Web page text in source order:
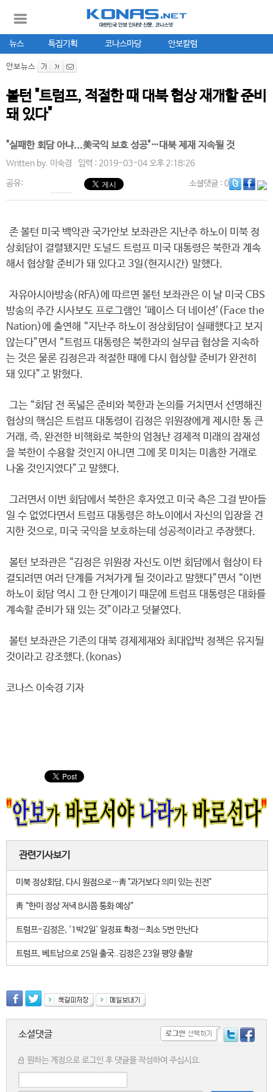
뉴스 특집기획 코나스마당 안보칼럼
안보뉴스
볼턴 "트럼프, 적절한 때 대북 협상 재개할 준비
돼 있다"
"실패한 회담 아냐...美국익 보호 성공"…대북 제재 지속될 것
Written by. 이숙경 입력 : 2019-03-04 오후 2:18:26
공유: 소셜댓글: 0
존 볼턴 미국 백악관 국가안보 보좌관은 지난주 하노이 미북 정
상회담이 결렬됐지만 도널드 트럼프 미국 대통령은 북한과 계속
해서 협상할 준비가 돼 있다고 3일(현지시간) 말했다.
자유아시아방송(RFA)에 따르면 볼턴 보좌관은 이 날 미국 CBS
방송의 주간 시사보도 프로그램인 ‘페이스 더 네이션’(Face the
Nation)에 출연해 “지난주 하노이 정상회담이 실패했다고 보지
않는다”면서 “트럼프 대통령은 북한과의 실무급 협상을 지속하
는 것은 물론 김정은과 적절한 때에 다시 협상할 준비가 완전히
돼 있다”고 밝혔다.
그는 “회담 전 폭넓은 준비와 북한과 논의를 거치면서 선명해진
협상의 핵심은 트럼프 대통령이 김정은 위원장에게 제시한 통 큰
거래, 즉, 완전한 비핵화로 북한의 엄청난 경제적 미래의 잠재성
을 북한이 수용할 것인지 아니면 그에 못 미치는 미흡한 거래로
나올 것인지였다”고 말했다.
그러면서 이번 회담에서 북한은 후자였고 미국 측은 그걸 받아들
일 수 없었다면서 트럼프 대통령은 하노이에서 자신의 입장을 견
지한 것으로, 미국 국익을 보호하는데 성공적이라고 주장했다.
볼턴 보좌관은 “김정은 위원장 자신도 이번 회담에서 협상이 타
결되려면 여러 단계를 거쳐가게 될 것이라고 말했다”면서 “이번
하노이 회담 역시 그 한 단계이기 때문에 트럼프 대통령은 대화를
계속할 준비가 돼 있는 것”이라고 덧붙였다.
볼턴 보좌관은 기존의 대북 경제제재와 최대압박 정책은 유지될
것이라고 강조했다.(konas)
코나스 이숙경 기자
관련기사보기
미북 정상회담, 다시 원점으로…靑 "과거보다 의미 있는 진전"
靑 “한미 정상 저녁 8시쯤 통화 예상”
트럼프-김정은, '1박2일' 일정표 확정…최소 5번 만난다
트럼프, 베트남으로 25일 출국..김정은 23일 평양 출발
소셜댓글
원하는 계정으로 로그인 후 댓글을 작성하여 주십시요.